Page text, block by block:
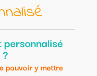
pouvoir y mettre